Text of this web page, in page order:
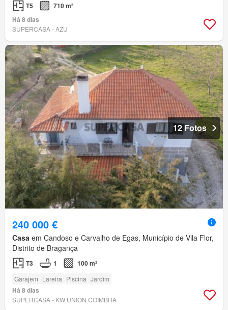
T5
710 m²
Há 8 dias
SUPERCASA - AZU
12 Fotos
240 000 €
Casa em Candoso e Carvalho de Egas, Município de Vila Flor,
Distrito de Bragança
T3 1 100 m²
Garajem Lareira Piscina Jardim
Há 8 dias
SUPERCASA - KW UNION COIMBRA